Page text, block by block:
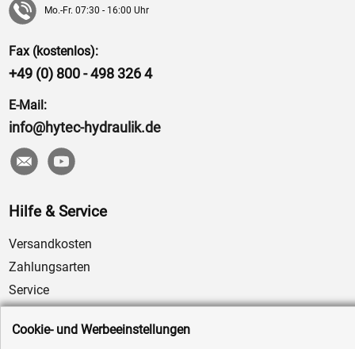
Mo.-Fr. 07:30 - 16:00 Uhr
Fax (kostenlos):
+49 (0) 800 - 498 326 4
E-Mail:
info@hytec-hydraulik.de
Hilfe & Service
Versandkosten
Zahlungsarten
Service
Datenschutz
Cookie- und Werbeeinstellungen